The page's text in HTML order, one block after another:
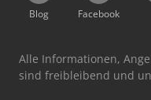
Blog Facebook
Alle Informationen,
sind freibleibend und